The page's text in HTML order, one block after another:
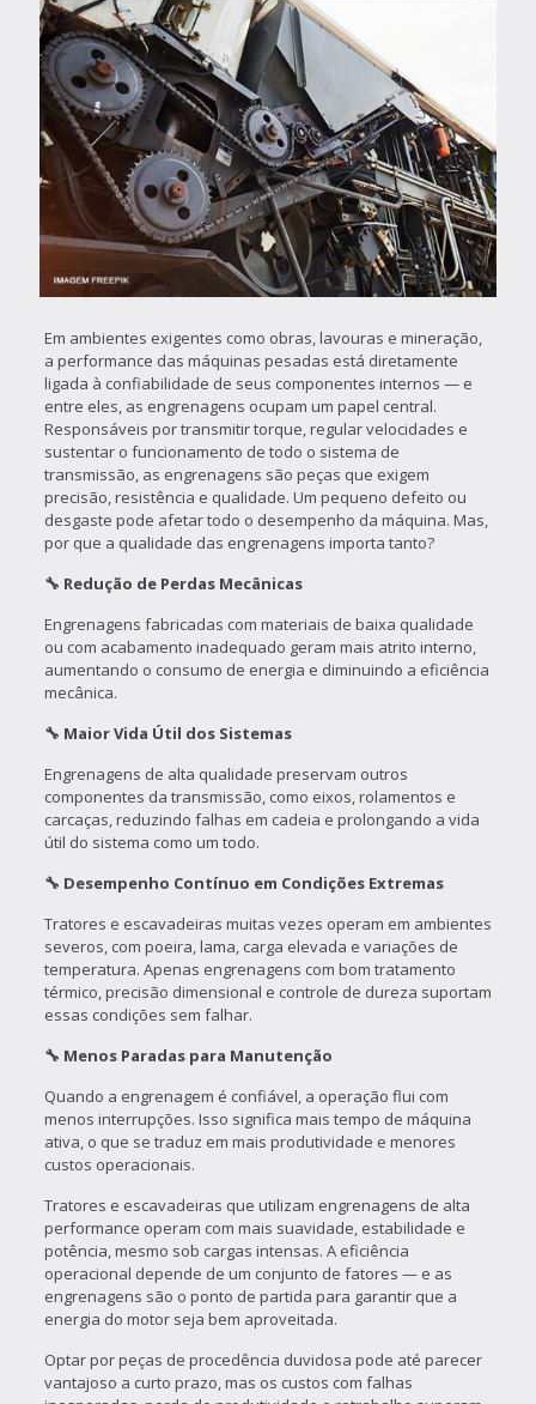
Em ambientes exigentes como obras, lavouras e mineração,
a performance das máquinas pesadas está diretamente
ligada à confiabilidade de seus componentes internos — e
entre eles, as engrenagens ocupam um papel central.
Responsáveis por transmitir torque, regular velocidades e
sustentar o funcionamento de todo o sistema de
transmissão, as engrenagens são peças que exigem
precisão, resistência e qualidade. Um pequeno defeito ou
desgaste pode afetar todo o desempenho da máquina. Mas,
por que a qualidade das engrenagens importa tanto?
🔧 Redução de Perdas Mecânicas
Engrenagens fabricadas com materiais de baixa qualidade
ou com acabamento inadequado geram mais atrito interno,
aumentando o consumo de energia e diminuindo a eficiência
mecânica.
🔧 Maior Vida Útil dos Sistemas
Engrenagens de alta qualidade preservam outros
componentes da transmissão, como eixos, rolamentos e
carcaças, reduzindo falhas em cadeia e prolongando a vida
útil do sistema como um todo.
🔧 Desempenho Contínuo em Condições Extremas
Tratores e escavadeiras muitas vezes operam em ambientes
severos, com poeira, lama, carga elevada e variações de
temperatura. Apenas engrenagens com bom tratamento
térmico, precisão dimensional e controle de dureza suportam
essas condições sem falhar.
🔧 Menos Paradas para Manutenção
Quando a engrenagem é confiável, a operação flui com
menos interrupções. Isso significa mais tempo de máquina
ativa, o que se traduz em mais produtividade e menores
custos operacionais.
Tratores e escavadeiras que utilizam engrenagens de alta
performance operam com mais suavidade, estabilidade e
potência, mesmo sob cargas intensas. A eficiência
operacional depende de um conjunto de fatores — e as
engrenagens são o ponto de partida para garantir que a
energia do motor seja bem aproveitada.
Optar por peças de procedência duvidosa pode até parecer
vantajoso a curto prazo, mas os custos com falhas